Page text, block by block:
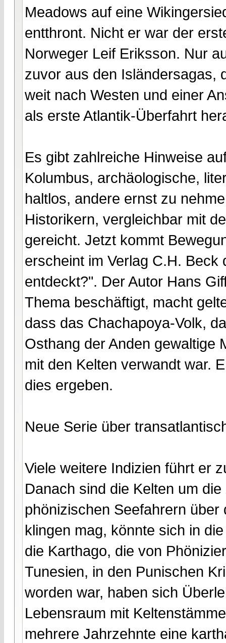
Meadows auf eine
entthront. Nicht er war der
Norweger Leif Eriksson. Nur
zuvor aus den Isländersagas,
weit nach Westen und einer
als erste Atlantik-Überfahrt
Es gibt zahlreiche Hinweise
Kolumbus, archäologische,
haltlos, andere ernst zu
Historikern, vergleichbar mit
gereicht. Jetzt kommt
erscheint im Verlag C.H. Beck
entdeckt?". Der Autor Hans
Thema beschäftigt, macht
dass das Chachapoya-Volk,
Osthang der Anden gewaltige
mit den Kelten verwandt war.
dies ergeben.
Neue Serie über
Viele weitere Indizien führt er
Danach sind die Kelten um
phönizischen Seefahrern
klingen mag, könnte sich in
die Karthago, die von
Tunesien, in den Punischen
worden war, haben sich
Lebensraum mit
mehrere Jahrzehnte eine